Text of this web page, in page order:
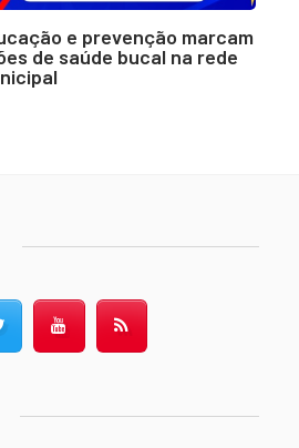
e prevenção marcam
de saúde bucal na rede
Twitter YouTube